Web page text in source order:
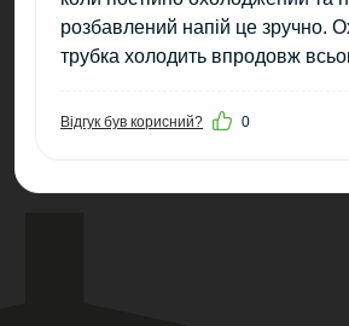
розбавлений напій це зручно.
трубка холодить впродовж
Відгук був корисний? 0